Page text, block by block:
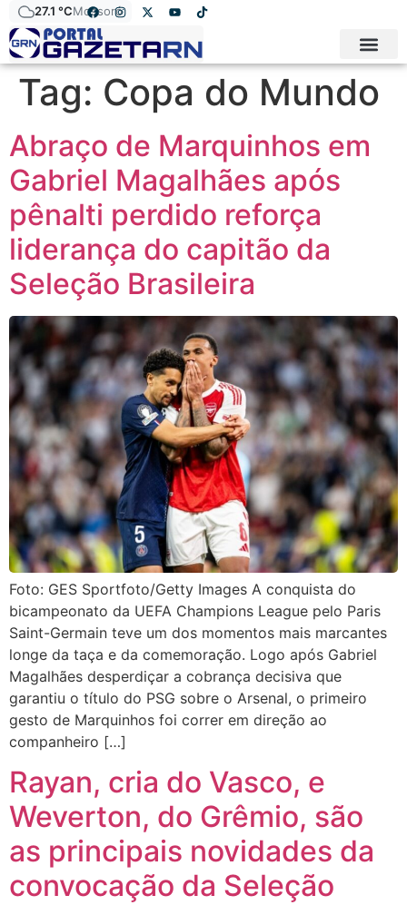
27.1 °CMossoró
Tag: Copa do Mundo
Abraço de Marquinhos em
Gabriel Magalhães após
pênalti perdido reforça
liderança do capitão da
Seleção Brasileira
Foto: GES Sportfoto/Getty Images A conquista do
bicampeonato da UEFA Champions League pelo Paris
Saint-Germain teve um dos momentos mais marcantes
longe da taça e da comemoração. Logo após Gabriel
Magalhães desperdiçar a cobrança decisiva que
garantiu o título do PSG sobre o Arsenal, o primeiro
gesto de Marquinhos foi correr em direção ao
companheiro […]
Rayan, cria do Vasco, e
Weverton, do Grêmio, são
as principais novidades da
convocação da Seleção